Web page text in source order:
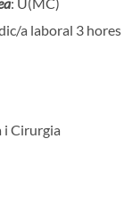
a laboral 3 hores
i Cirurgia